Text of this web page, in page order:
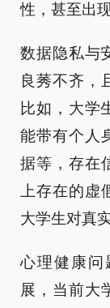
性，甚至出
数据隐私与
良莠不齐，
比如，大学
能带有个人
据等，存在
上存在的
大学生对真
心理健康问
展，当前大